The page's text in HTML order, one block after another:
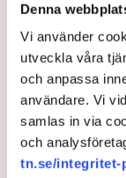
Denna
Vi använder
utveckla våra
och anpassa
användare. Vi
samlas in via
och
tn.se/integritet-